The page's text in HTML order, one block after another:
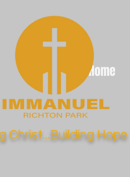
Christ...Building Hope
Home